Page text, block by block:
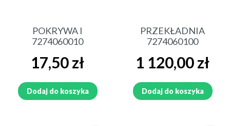
POKRYWA I
7274060010
Cena
17,50 zł
Dodaj do koszyka
PRZEKŁADNIA
7274060100
Cena
1 120,00 zł
Dodaj do koszyka